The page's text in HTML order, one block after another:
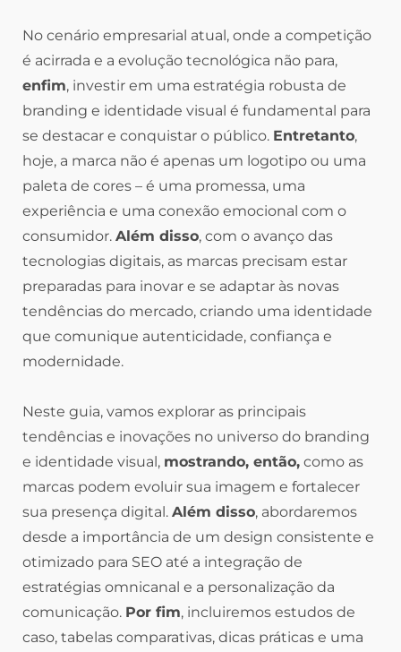
No cenário empresarial atual, onde a competição
é acirrada e a evolução tecnológica não para,
enfim, investir em uma estratégia robusta de
branding e identidade visual é fundamental para
se destacar e conquistar o público. Entretanto,
hoje, a marca não é apenas um logotipo ou uma
paleta de cores – é uma promessa, uma
experiência e uma conexão emocional com o
consumidor. Além disso, com o avanço das
tecnologias digitais, as marcas precisam estar
preparadas para inovar e se adaptar às novas
tendências do mercado, criando uma identidade
que comunique autenticidade, confiança e
modernidade.
Neste guia, vamos explorar as principais
tendências e inovações no universo do branding
e identidade visual, mostrando, então, como as
marcas podem evoluir sua imagem e fortalecer
sua presença digital. Além disso, abordaremos
desde a importância de um design consistente e
otimizado para SEO até a integração de
estratégias omnicanal e a personalização da
comunicação. Por fim, incluiremos estudos de
caso, tabelas comparativas, dicas práticas e uma